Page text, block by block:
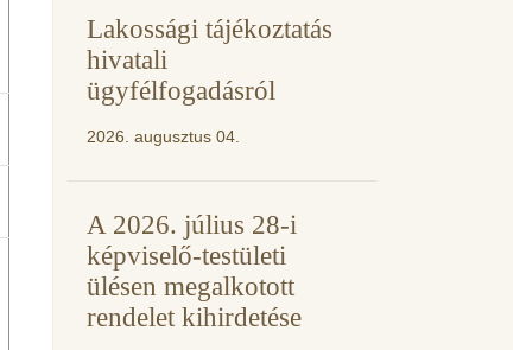
Lakossági tájékoztatás
hivatali
ügyfélfogadásról
2026. augusztus 04.
A 2026. július 28-i
képviselő-testületi
ülésen megalkotott
rendelet kihirdetése